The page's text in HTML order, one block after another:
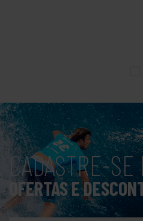
CADASTRE-
OFERTAS E